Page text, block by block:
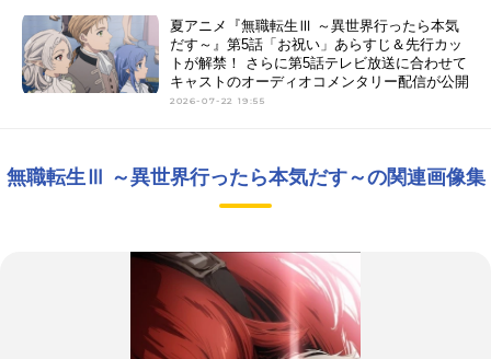
夏アニメ『無職転生Ⅲ ～異世界行ったら本気
だす～』第5話「お祝い」あらすじ＆先行カッ
トが解禁！ さらに第5話テレビ放送に合わせて
キャストのオーディオコメンタリー配信が公開
2026-07-22 19:55
無職転生Ⅲ ～異世界行ったら本気だす～の関連画像集